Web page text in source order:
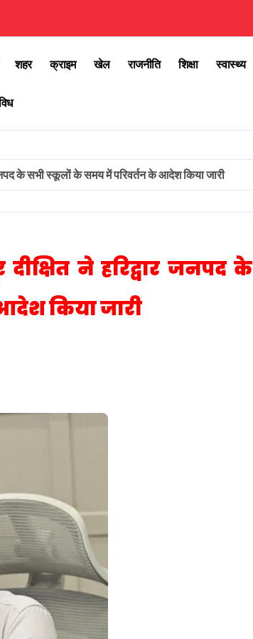
शहर क्राइम खेल राजनीति शिक्षा स्वास्थ्य
के सभी स्कूलों के समय में परिवर्तन के आदेश किया जारी
ने हरिद्वार जनपद के
किया जारी